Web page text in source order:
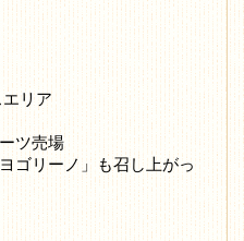
リア
ツ売場
ゴリーノ」も召し上がっ